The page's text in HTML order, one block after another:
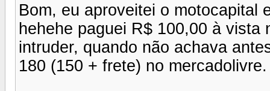
Bom, eu aproveitei o motocapital
hehehe paguei R$ 100,00 à
intruder, quando não achava
180 (150 + frete) no mercadolivre.